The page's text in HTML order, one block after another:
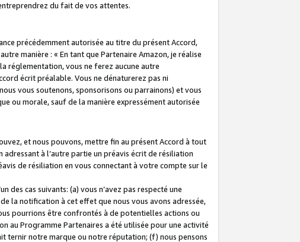
du fait de vos attentes.
précédemment autorisée au titre du présent Accord,
manière : « En tant que Partenaire Amazon, je réalise
réglementation, vous ne ferez aucune autre
écrit préalable. Vous ne dénaturerez pas ni
vous soutenons, sponsorisons ou parrainons) et vous
ou morale, sauf de la manière expressément autorisée
et nous pouvons, mettre fin au présent Accord à tout
à l’autre partie un préavis écrit de résiliation
de résiliation en vous connectant à votre compte sur le
cas suivants: (a) vous n’avez pas respecté une
la notification à cet effet que nous vous avons adressée,
pourrions être confrontés à de potentielles actions ou
au Programme Partenaires a été utilisée pour une activité
ternir notre marque ou notre réputation; (f) nous pensons